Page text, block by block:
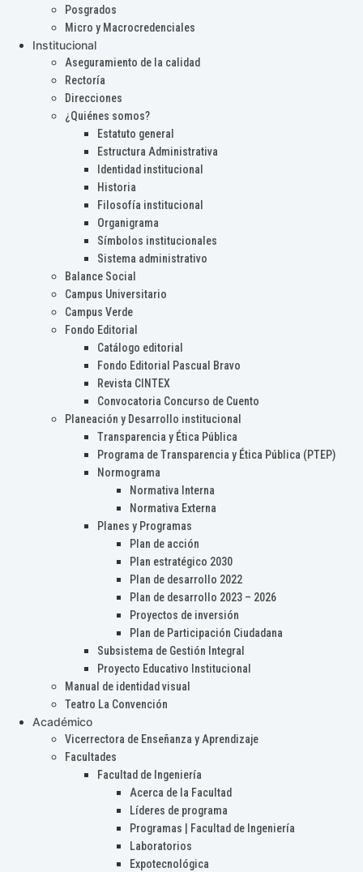
Posgrados
Micro y Macrocredenciales
Institucional
Aseguramiento de la calidad
Rectoría
Direcciones
¿Quiénes somos?
Estatuto general
Estructura Administrativa
Identidad institucional
Historia
Filosofía institucional
Organigrama
Símbolos institucionales
Sistema administrativo
Balance Social
Campus Universitario
Campus Verde
Fondo Editorial
Catálogo editorial
Fondo Editorial Pascual Bravo
Revista CINTEX
Convocatoria Concurso de Cuento
Planeación y Desarrollo institucional
Transparencia y Ética Pública
Programa de Transparencia y Ética Pública (PTEP)
Normograma
Normativa Interna
Normativa Externa
Planes y Programas
Plan de acción
Plan estratégico 2030
Plan de desarrollo 2022
Plan de desarrollo 2023 – 2026
Proyectos de inversión
Plan de Participación Ciudadana
Subsistema de Gestión Integral
Proyecto Educativo Institucional
Manual de identidad visual
Teatro La Convención
Académico
Vicerrectora de Enseñanza y Aprendizaje
Facultades
Facultad de Ingeniería
Acerca de la Facultad
Líderes de programa
Programas | Facultad de Ingeniería
Laboratorios
Expotecnológica